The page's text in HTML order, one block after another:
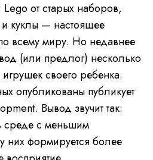
от старых наборов,
куклы — настоящее
всему миру. Но недавнее
(или предлог) несколько
своего ребенка.
опубликованы публикует
Вывод звучит так:
среде с меньшим
них формируется более